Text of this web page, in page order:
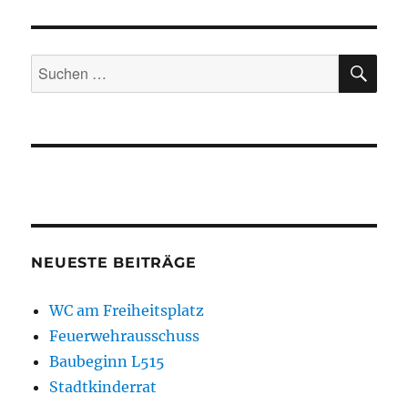
Suchen
nach:
NEUESTE BEITRÄGE
WC am Freiheitsplatz
Feuerwehrausschuss
Baubeginn L515
Stadtkinderrat